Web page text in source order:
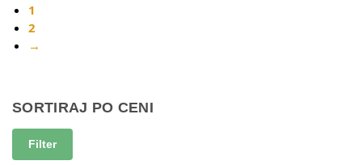
1
2
→
SORTIRAJ PO CENI
Filter